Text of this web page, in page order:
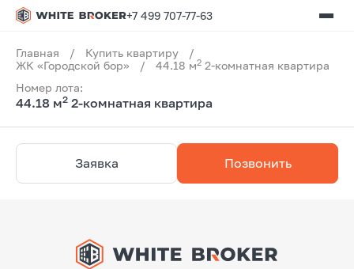
+7 499 707-77-63
Главная / Купить квартиру
/
ЖК «Городской бор»
/ 44.18 м2 2-комнатная квартира
Номер лота:
44.18 м2 2-комнатная квартира
Заявка Позвонить